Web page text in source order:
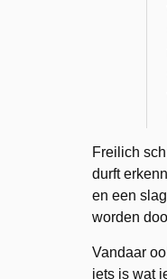
Freilich
durft
en een
worden
Vandaar
iets is wat